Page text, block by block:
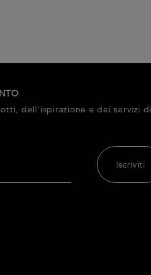
dell'ispirazione e dei servizi di
Iscriviti